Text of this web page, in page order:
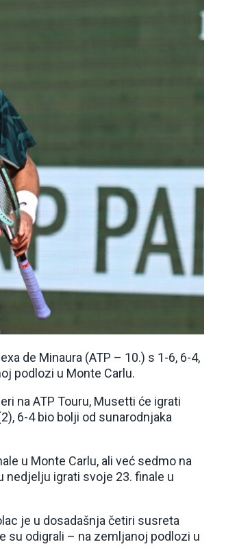
de Minaura (ATP – 10.) s 1-6, 6-4,
podlozi u Monte Carlu.
na ATP Touru, Musetti će igrati
6-4 bio bolji od sunarodnjaka
u Monte Carlu, ali već sedmo na
nedjelju igrati svoje 23. finale u
je u dosadašnja četiri susreta
su odigrali – na zemljanoj podlozi u